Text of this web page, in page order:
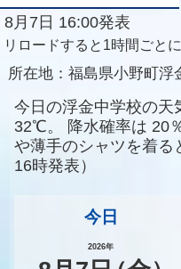
8月7日 16:00発表
リロードすると1時間ごと
所在地： 福島県小野町浮
今日の浮金中学校の天
32℃。
降水確率は 20
や薄手のシャツを着る
16時発表）
今日
2026年